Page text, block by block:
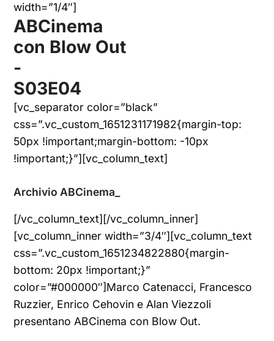
width=”1/4″]
ABCinema
con Blow Out
-
S03E04
[vc_separator color=”black”
css=”.vc_custom_1651231171982{margin-top:
50px !important;margin-bottom: -10px
!important;}”][vc_column_text]
Archivio ABCinema_
[/vc_column_text][/vc_column_inner]
[vc_column_inner width=”3/4″][vc_column_text
css=”.vc_custom_1651234822880{margin-
bottom: 20px !important;}”
color=”#000000″]Marco Catenacci, Francesco
Ruzzier, Enrico Cehovin e Alan Viezzoli
presentano ABCinema con Blow Out.